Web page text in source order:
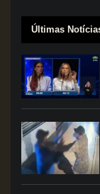
Últimas